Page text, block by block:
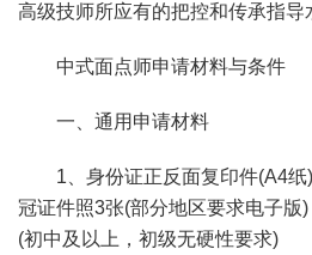
高级技师所应有的把控和传承指导
中式面点师申请材料与条件
一、通用申请材料
1、身份证正反面复印件(A4
冠证件照3张(部分地区要求电子
(初中及以上，初级无硬性要求)